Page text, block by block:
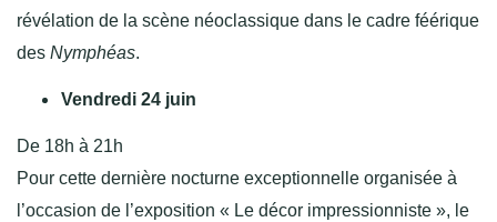
révélation de la scène néoclassique dans le cadre féérique
des Nymphéas.
Vendredi 24 juin
De 18h à 21h
Pour cette dernière nocturne exceptionnelle organisée à
l’occasion de l’exposition « Le décor impressionniste », le